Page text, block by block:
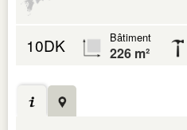
10DK Bâtiment
226 m²